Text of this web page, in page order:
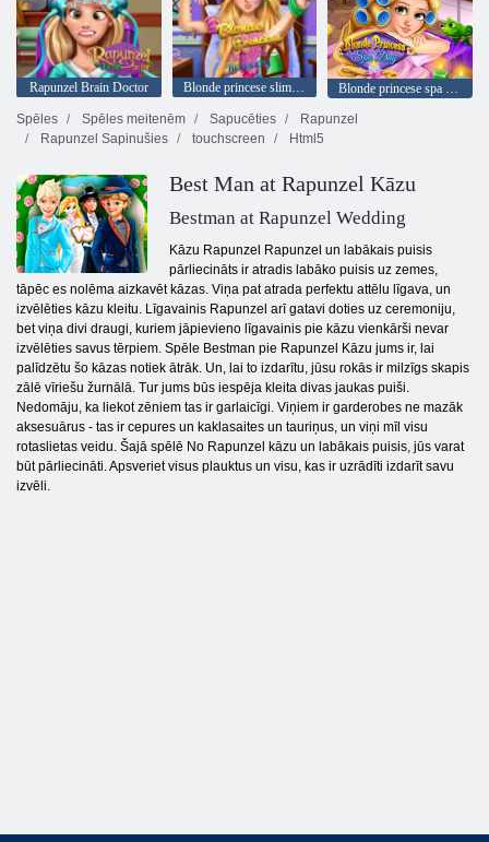
Rapunzel Brain Doctor Blonde princese slimnīca atgūšana
Blonde princese spa diena
Spēles
Spēles meitenēm Sapucēties
Rapunzel
Rapunzel Sapinušies
touchscreen Html5
Best Man at Rapunzel Kāzu
Bestman at Rapunzel Wedding
Kāzu Rapunzel Rapunzel un labākais puisis
pārliecināts ir atradis labāko puisis uz zemes,
tāpēc es nolēma aizkavēt kāzas. Viņa pat atrada perfektu attēlu līgava, un
izvēlēties kāzu kleitu. Līgavainis Rapunzel arī gatavi doties uz ceremoniju,
bet viņa divi draugi, kuriem jāpievieno līgavainis pie kāzu vienkārši nevar
izvēlēties savus tērpiem. Spēle Bestman pie Rapunzel Kāzu jums ir, lai
palīdzētu šo kāzas notiek ātrāk. Un, lai to izdarītu, jūsu rokās ir milzīgs skapis
zālē vīriešu žurnālā. Tur jums būs iespēja kleita divas jaukas puiši.
Nedomāju, ka liekot zēniem tas ir garlaicīgi. Viņiem ir garderobes ne mazāk
aksesuārus - tas ir cepures un kaklasaites un tauriņus, un viņi mīl visu
rotaslietas veidu. Šajā spēlē No Rapunzel kāzu un labākais puisis, jūs varat
būt pārliecināti. Apsveriet visus plauktus un visu, kas ir uzrādīti izdarīt savu
izvēli.